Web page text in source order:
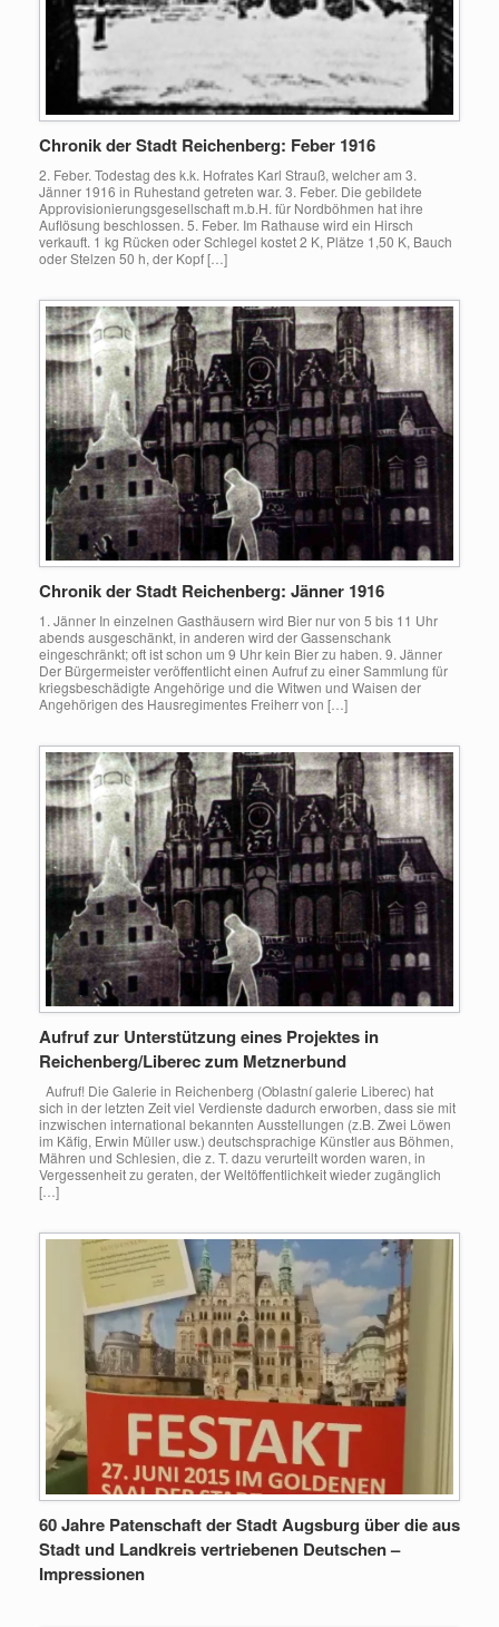
Chronik der Stadt Reichenberg: Feber 1916
2. Feber. Todestag des k.k. Hofrates Karl Strauß, welcher am 3.
Jänner 1916 in Ruhestand getreten war. 3. Feber. Die gebildete
Approvisionierungsgesellschaft m.b.H. für Nordböhmen hat ihre
Auflösung beschlossen. 5. Feber. Im Rathause wird ein Hirsch
verkauft. 1 kg Rücken oder Schlegel kostet 2 K, Plätze 1,50 K, Bauch
oder Stelzen 50 h, der Kopf […]
Chronik der Stadt Reichenberg: Jänner 1916
1. Jänner In einzelnen Gasthäusern wird Bier nur von 5 bis 11 Uhr
abends ausgeschänkt, in anderen wird der Gassenschank
eingeschränkt; oft ist schon um 9 Uhr kein Bier zu haben. 9. Jänner
Der Bürgermeister veröffentlicht einen Aufruf zu einer Sammlung für
kriegsbeschädigte Angehörige und die Witwen und Waisen der
Angehörigen des Hausregimentes Freiherr von […]
Aufruf zur Unterstützung eines Projektes in
Reichenberg/Liberec zum Metznerbund
Aufruf! Die Galerie in Reichenberg (Oblastní galerie Liberec) hat
sich in der letzten Zeit viel Verdienste dadurch erworben, dass sie mit
inzwischen international bekannten Ausstellungen (z.B. Zwei Löwen
im Käfig, Erwin Müller usw.) deutschsprachige Künstler aus Böhmen,
Mähren und Schlesien, die z. T. dazu verurteilt worden waren, in
Vergessenheit zu geraten, der Weltöffentlichkeit wieder zugänglich
[…]
60 Jahre Patenschaft der Stadt Augsburg über die aus
Stadt und Landkreis vertriebenen Deutschen –
Impressionen